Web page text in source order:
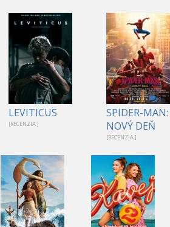
LEVITICUS
[RECENZIA ]
1
SPIDER-MAN:
NOVÝ DEŇ
[RECENZIA ]